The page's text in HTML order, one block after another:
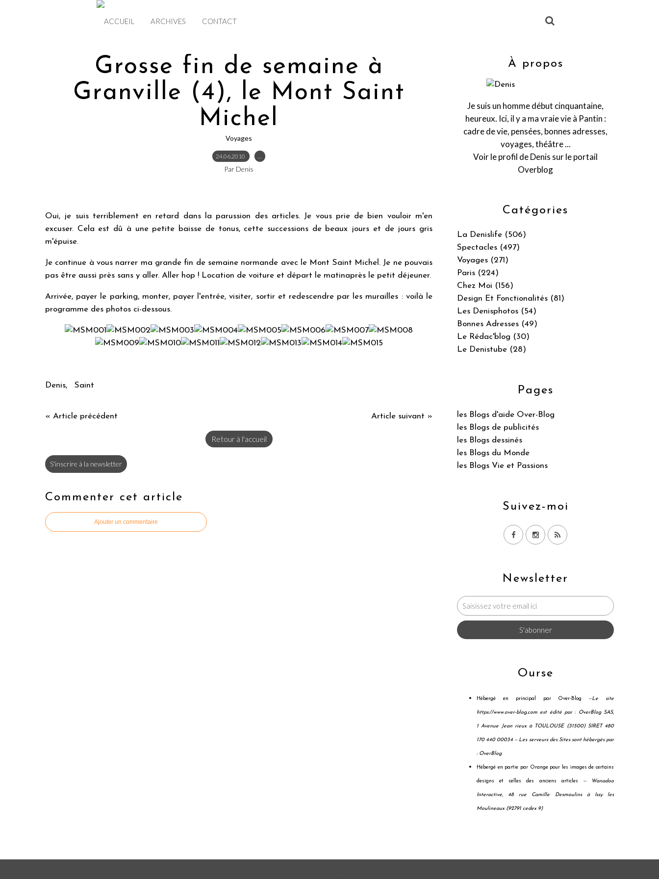
ACCUEIL ARCHIVES CONTACT
Grosse fin de semaine à
Granville (4), le Mont Saint
Michel
Voyages
24.06.2010 …
Par Denis
Oui, je suis terriblement en retard dans la parussion des articles. Je vous prie de bien vouloir m'en
excuser. Cela est dû à une petite baisse de tonus, cette successions de beaux jours et de jours gris
m'épuise.
Je continue à vous narrer ma grande fin de semaine normande avec le Mont Saint Michel. Je ne pouvais
pas être aussi près sans y aller. Aller hop ! Location de voiture et départ le matinaprès le petit déjeuner.
Arrivée, payer le parking, monter, payer l'entrée, visiter, sortir et redescendre par les murailles : voilà le
programme des photos ci-dessous.
Denis, Saint
« Article précédent Article suivant »
Retour à l'accueil
S'inscrire à la newsletter
Commenter cet article
Ajouter un commentaire
Newsletter
Catégories
La Denislife (506)
Spectacles (497)
Voyages (271)
Paris (224)
Chez Moi (156)
Design Et Fonctionalités (81)
Les Denisphotos (54)
Bonnes Adresses (49)
Le Rédac'blog (30)
Le Denistube (28)
Pages
les Blogs d'aide Over-Blog
les Blogs de publicités
les Blogs dessinés
les Blogs du Monde
les Blogs Vie et Passions
Suivez-moi
À propos
Je suis un homme début cinquantaine,
heureux. Ici, il y a ma vraie vie à Pantin :
cadre de vie, pensées, bonnes adresses,
voyages, théâtre ...
Voir le profil deDenis sur le portail
Overblog
Ourse
Hébergé en principal par Over-Blog --Le site
https://www.over-blog.com est édité par : OverBlog SAS,
1 Avenue Jean rieux à TOULOUSE (31500) SIRET 480
170 440 00034 -- Les serveurs des Sites sont hébergés par
: OverBlog
Hébergé en partie par Orange pour les images de certains
designs et celles des anciens articles -- Wanadoo
Interactive, 48 rue Camille Desmoulins à Issy les
Moulineaux (92791 cedex 9)